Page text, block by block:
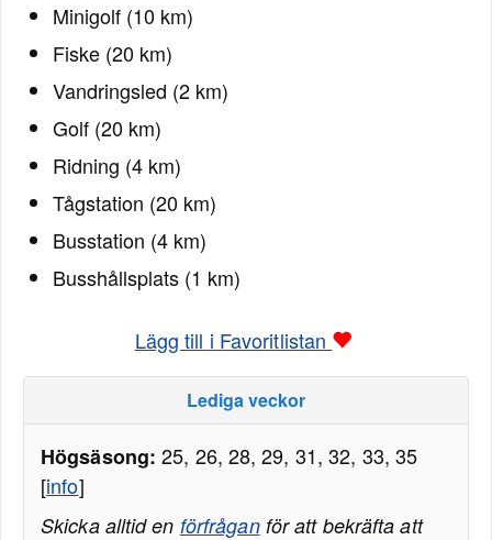
Minigolf (10 km)
Fiske (20 km)
Vandringsled (2 km)
Golf (20 km)
Ridning (4 km)
Tågstation (20 km)
Busstation (4 km)
Busshållsplats (1 km)
Lägg till i Favoritlistan
Lediga veckor
Högsäsong: 25, 26, 28, 29, 31, 32, 33, 35
[info]
Skicka alltid en förfråganför att bekräfta att